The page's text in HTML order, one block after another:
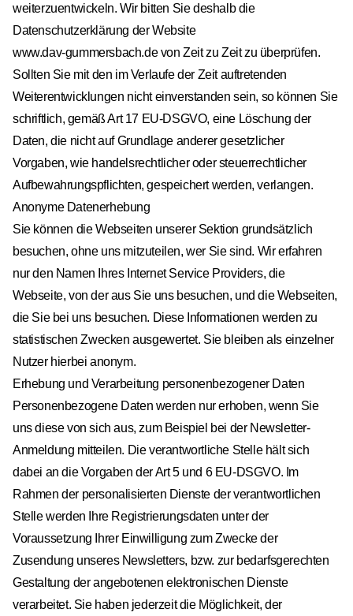
weiterzuentwickeln. Wir bitten Sie deshalb die
Datenschutzerklärung der Website
www.dav-gummersbach.devon Zeit zu Zeit zu überprüfen.
Sollten Sie mit den im Verlaufe der Zeit auftretenden
Weiterentwicklungen nicht einverstanden sein, so können Sie
schriftlich, gemäß Art 17 EU-DSGVO, eine Löschung der
Daten, die nicht auf Grundlage anderer gesetzlicher
Vorgaben, wie handelsrechtlicher oder steuerrechtlicher
Aufbewahrungspflichten, gespeichert werden, verlangen.
Anonyme Datenerhebung
Sie können die Webseiten unserer Sektion grundsätzlich
besuchen, ohne uns mitzuteilen, wer Sie sind. Wir erfahren
nur den Namen Ihres Internet Service Providers, die
Webseite, von der aus Sie uns besuchen, und die Webseiten,
die Sie bei uns besuchen. Diese Informationen werden zu
statistischen Zwecken ausgewertet. Sie bleiben als einzelner
Nutzer hierbei anonym.
Erhebung und Verarbeitung personenbezogener Daten
Personenbezogene Daten werden nur erhoben, wenn Sie
uns diese von sich aus, zum Beispiel bei der Newsletter-
Anmeldung mitteilen. Die verantwortliche Stelle hält sich
dabei an die Vorgaben der Art 5 und 6 EU-DSGVO. Im
Rahmen der personalisierten Dienste der verantwortlichen
Stelle werden Ihre Registrierungsdaten unter der
Voraussetzung Ihrer Einwilligung zum Zwecke der
Zusendung unseres Newsletters, bzw. zur bedarfsgerechten
Gestaltung der angebotenen elektronischen Dienste
verarbeitet. Sie haben jederzeit die Möglichkeit, der